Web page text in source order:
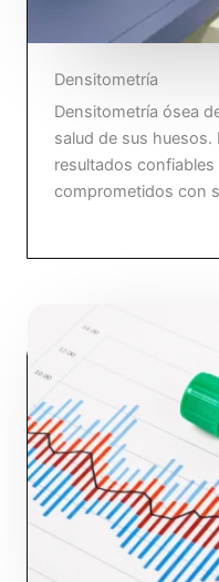
Densitometría
Densitometría ósea
salud de sus
resultados
comprometidos con